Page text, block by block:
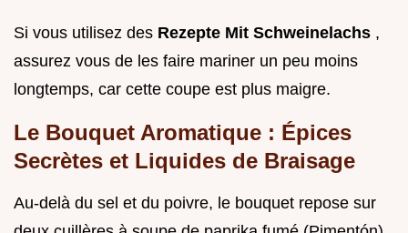
Si vous utilisez des Rezepte Mit Schweinelachs ,
assurez vous de les faire mariner un peu moins
longtemps, car cette coupe est plus maigre.
Le Bouquet Aromatique : Épices
Secrètes et Liquides de Braisage
Au-delà du sel et du poivre, le bouquet repose sur